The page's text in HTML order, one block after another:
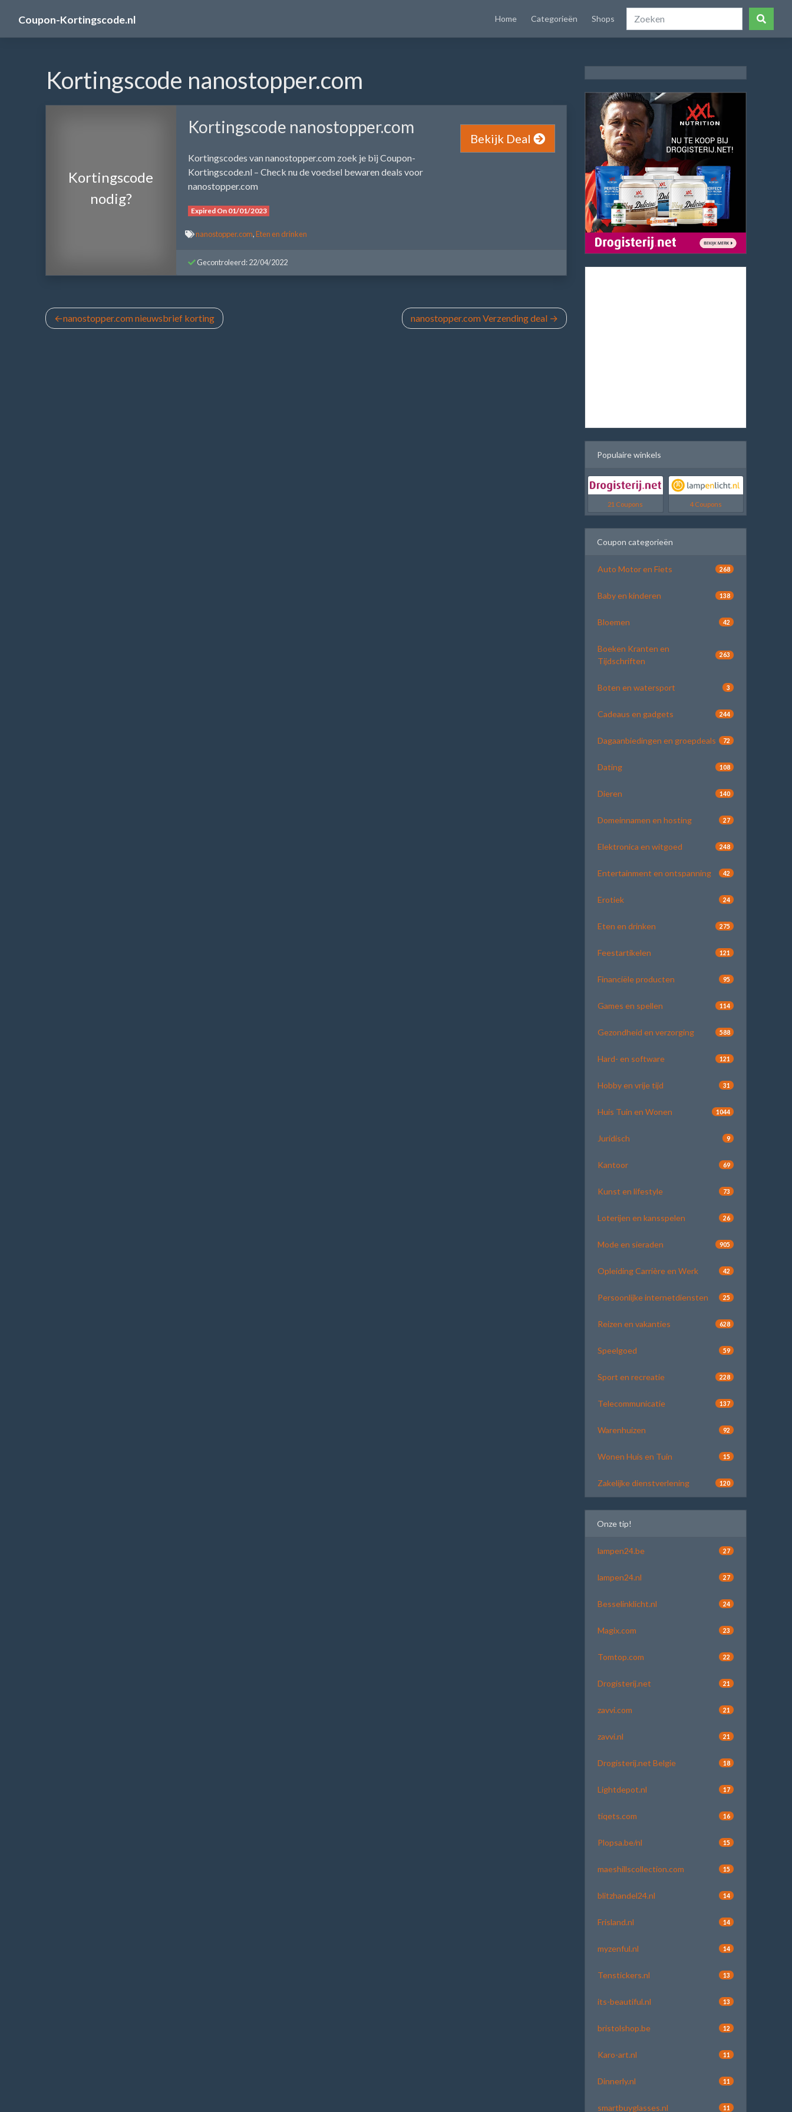
Coupon-Kortingscode.nl Home Categorieën Shops
Kortingscode nanostopper.com
Kortingscode
nodig?
Kortingscode nanostopper.com
Kortingscodes van nanostopper.com zoek je bij Coupon-
Kortingscode.nl – Check nu de voedsel bewaren deals voor
nanostopper.com
Expired On 01/01/2023
Bekijk Deal
nanostopper.com,Eten en drinken
Gecontroleerd: 22/04/2022
Bericht
nanostopper.com nieuwsbrief korting nanostopper.com Verzending deal
Populaire winkels
21 Coupons 4 Coupons
Coupon categorieën
Auto Motor en Fiets 268
Baby en kinderen 138
Bloemen 42
Boeken Kranten en
Tijdschriften
263
Boten en watersport 3
Cadeaus en gadgets 244
Dagaanbiedingen en groepdeals 72
Dating 108
Dieren 140
Domeinnamen en hosting 27
Elektronica en witgoed 248
Entertainment en ontspanning 42
Erotiek 24
Eten en drinken 275
Feestartikelen 121
Financiële producten 95
Games en spellen 114
Gezondheid en verzorging 588
Hard- en software 121
Hobby en vrije tijd 31
Huis Tuin en Wonen 1044
Juridisch 9
Kantoor 69
Kunst en lifestyle 73
Loterijen en kansspelen 26
Mode en sieraden 905
Opleiding Carrière en Werk 42
Persoonlijke internetdiensten 25
Reizen en vakanties 628
Speelgoed 59
Sport en recreatie 228
Telecommunicatie 137
Warenhuizen 92
Wonen Huis en Tuin 15
Zakelijke dienstverlening 120
Onze tip!
lampen24.be 27
lampen24.nl 27
Besselinklicht.nl 24
Magix.com 23
Tomtop.com 22
Drogisterij.net 21
zavvi.com 21
zavvi.nl 21
Drogisterij.net Belgie 18
Lightdepot.nl 17
tiqets.com 16
Plopsa.be/nl 15
maeshillscollection.com 15
blitzhandel24.nl 14
Frisland.nl 14
myzenful.nl 14
Tenstickers.nl 13
its-beautiful.nl 13
bristolshop.be 12
Karo-art.nl 11
Dinnerly.nl 11
smartbuyglasses.nl 11